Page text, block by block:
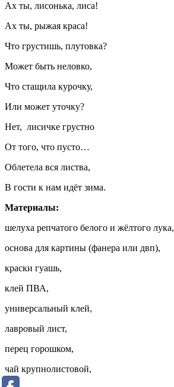
Ах ты, лисонька, лиса!
Ах ты, рыжая краса!
Что грустишь, плутовка?
Может быть неловко,
Что стащила курочку,
Или может уточку?
Нет, лисичке грустно
От того, что пусто…
Облетела вся листва,
В гости к нам идёт зима.
Материалы:
шелуха репчатого белого и жёлтого лука,
основа для картины (фанера или двп),
краски гуашь,
клей ПВА,
универсальный клей,
лавровый лист,
перец горошком,
чай крупнолистовой,